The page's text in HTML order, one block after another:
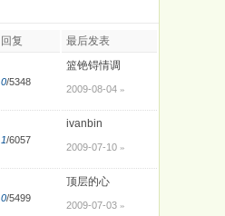
回复 最后发表
0/5348
篮铯锝情调
2009-08-04 »
1/6057
ivanbin
2009-07-10 »
0/5499
顶层的心
2009-07-03 »